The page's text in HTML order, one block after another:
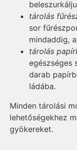
tárolás
sor
mindaddig,
tárolás
egészséges
darab
ládába.
Minden tárolási
lehetőségekhez
gyökereket.